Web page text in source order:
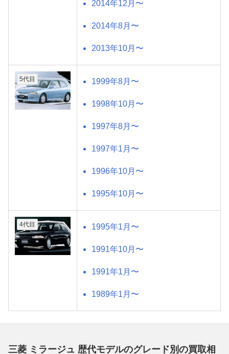
2014年12月〜
2014年8月〜
2013年10月〜
5代目 1999年8月〜
1998年10月〜
1997年8月〜
1997年1月〜
1996年10月〜
1995年10月〜
4代目 1995年1月〜
1991年10月〜
1991年1月〜
1989年1月〜
三菱 ミラージュ 歴代モデルのグレード別の買取相